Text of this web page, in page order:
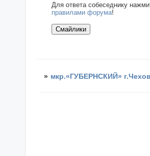
Для ответа собеседнику
правилами форума!
» мкр.«ГУБЕРНСКИЙ»